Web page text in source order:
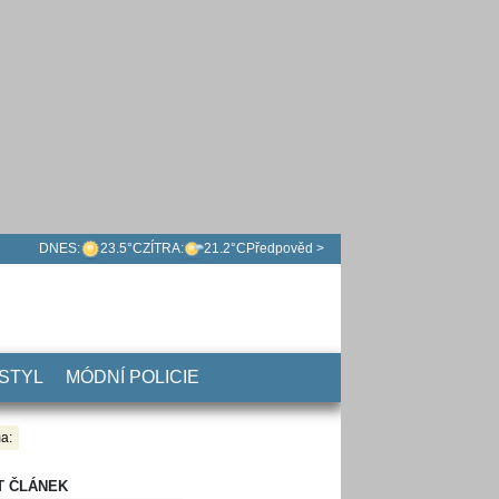
DNES: 23.5°CZÍTRA: 21.2°C Předpověd >
MÓDNÍ POLICIE
ČLÁNEK